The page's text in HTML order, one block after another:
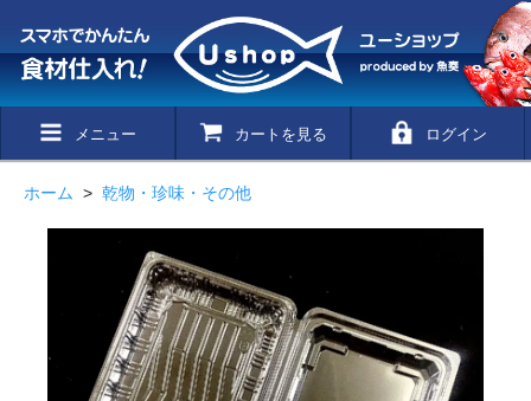
メニュー カートを見る ログイン
ホーム > 乾物・珍味・その他